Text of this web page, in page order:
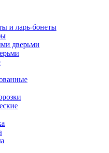
и ларь-бонеты
дверьми